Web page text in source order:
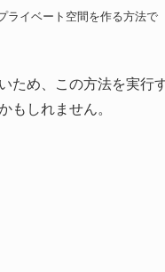
ライベート空間を作る方法で
ため、この方法を実行
もしれません。